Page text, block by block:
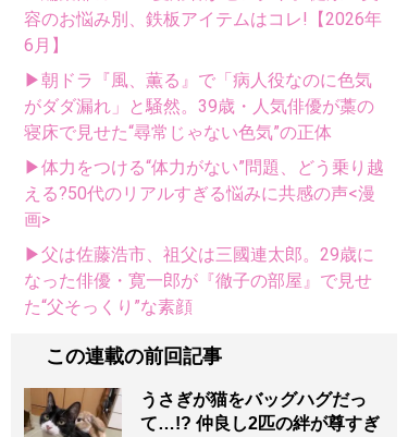
容のお悩み別、鉄板アイテムはコレ!【2026年
6月】
▶朝ドラ『風、薫る』で「病人役なのに色気
がダダ漏れ」と騒然。39歳・人気俳優が藁の
寝床で見せた“尋常じゃない色気”の正体
▶体力をつける“体力がない”問題、どう乗り越
える?50代のリアルすぎる悩みに共感の声<漫
画>
▶父は佐藤浩市、祖父は三國連太郎。29歳に
なった俳優・寛一郎が『徹子の部屋』で見せ
た“父そっくり”な素顔
この連載の前回記事
うさぎが猫をバッグハグだっ
て…!? 仲良し2匹の絆が尊すぎ